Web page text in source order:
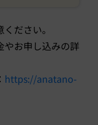
ださい。
お申し込みの詳
https://anatano-